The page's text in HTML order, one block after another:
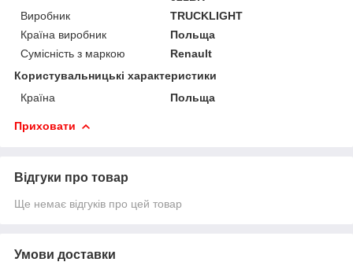
Виробник
TRUCKLIGHT
Країна виробник
Польща
Сумісність з маркою
Renault
Користувальницькі характеристики
Країна
Польща
Приховати
Відгуки про товар
Ще немає відгуків про цей товар
Умови доставки